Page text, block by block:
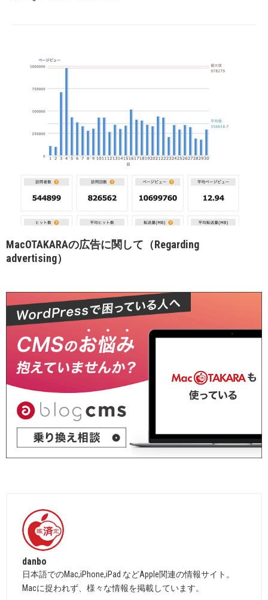
MacOTAKARAの広告に関して（Regarding
advertising）
danbo
日本語でのMac,iPhone,iPad などApple関連の情報サイト。
Macに捉われず、様々な情報を掲載しています。